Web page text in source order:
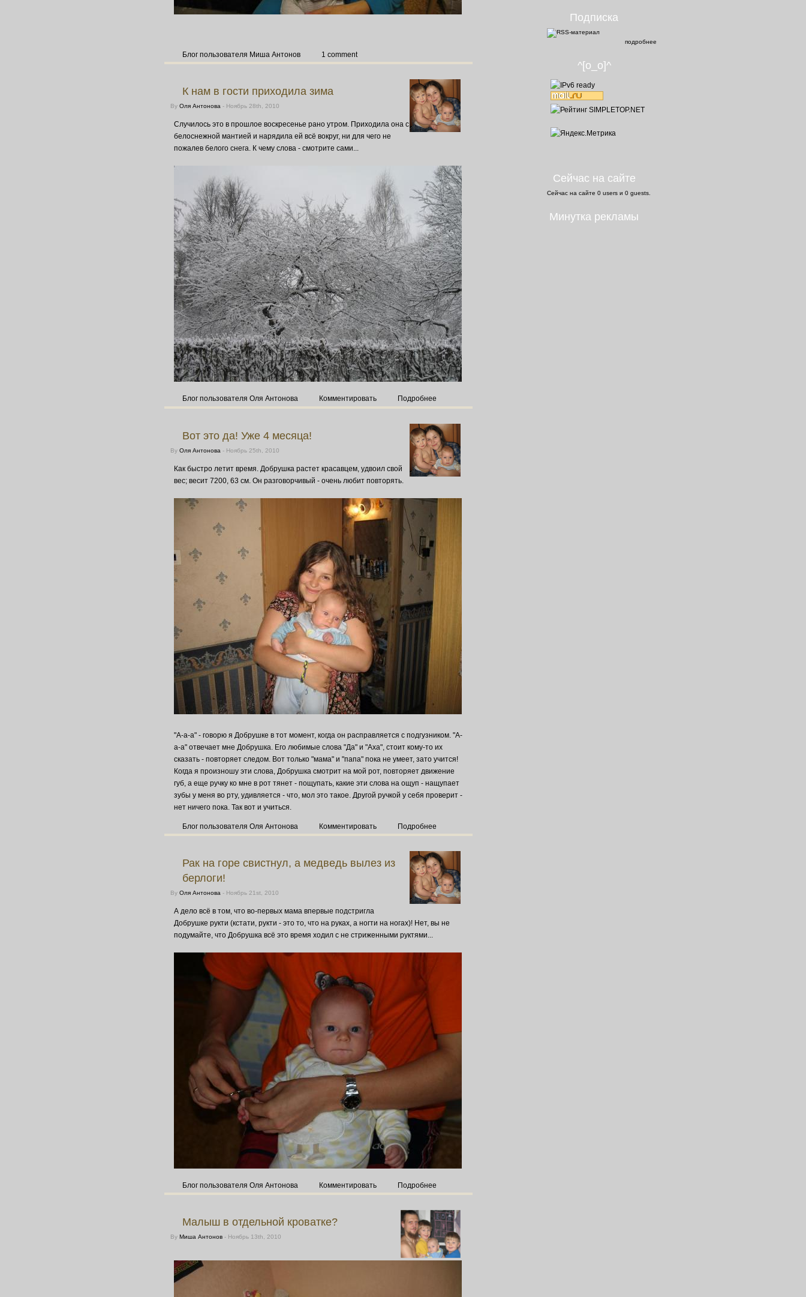
Блог пользователя Миша Антонов 1 comment
К нам в гости приходила зима
By Оля Антонова - Ноябрь 28th, 2010
Случилось это в прошлое воскресенье рано утром. Приходила она с
белоснежной мантией и нарядила ей всё вокруг, ни для чего не
пожалев белого снега. К чему слова - смотрите сами...
Блог пользователя Оля Антонова Комментировать Подробнее
Вот это да! Уже 4 месяца!
By Оля Антонова - Ноябрь 25th, 2010
Как быстро летит время. Добрушка растет красавцем, удвоил свой
вес; весит 7200, 63 см. Он разговорчивый - очень любит повторять.
"А-а-а" - говорю я Добрушке в тот момент, когда он расправляется с подгузником. "А-
а-а" отвечает мне Добрушка. Его любимые слова "Да" и "Аха", стоит кому-то их
сказать - повторяет следом. Вот только "мама" и "папа" пока не умеет, зато учится!
Когда я произношу эти слова, Добрушка смотрит на мой рот, повторяет движение
губ, а еще ручку ко мне в рот тянет - пощупать, какие эти слова на ощуп - нащупает
зубы у меня во рту, удивляется - что, мол это такое. Другой ручкой у себя проверит -
нет ничего пока. Так вот и учиться.
Блог пользователя Оля Антонова Комментировать Подробнее
Рак на горе свистнул, а медведь вылез из
берлоги!
By Оля Антонова - Ноябрь 21st, 2010
А дело всё в том, что во-первых мама впервые подстригла
Добрушке рукти (кстати, рукти - это то, что на руках, а ногти на ногах)! Нет, вы не
подумайте, что Добрушка всё это время ходил с не стриженными руктями...
Блог пользователя Оля Антонова Комментировать Подробнее
Малыш в отдельной кроватке?
By Миша Антонов - Ноябрь 13th, 2010
Подписка
подробнее
^[o_o]^
Сейчас на сайте
Сейчас на сайте 0 users и 0 guests
Минутка рекламы